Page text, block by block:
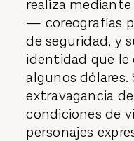
realiza
— coreografías
de seguridad, y
identidad que le
algunos dólares.
extravagancia
condiciones de
personajes